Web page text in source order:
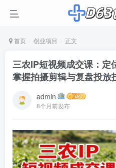
首页 创业项目 正文
三农IP短视频成交课：定
掌握拍摄剪辑与复盘投放
admin
8个月前发布